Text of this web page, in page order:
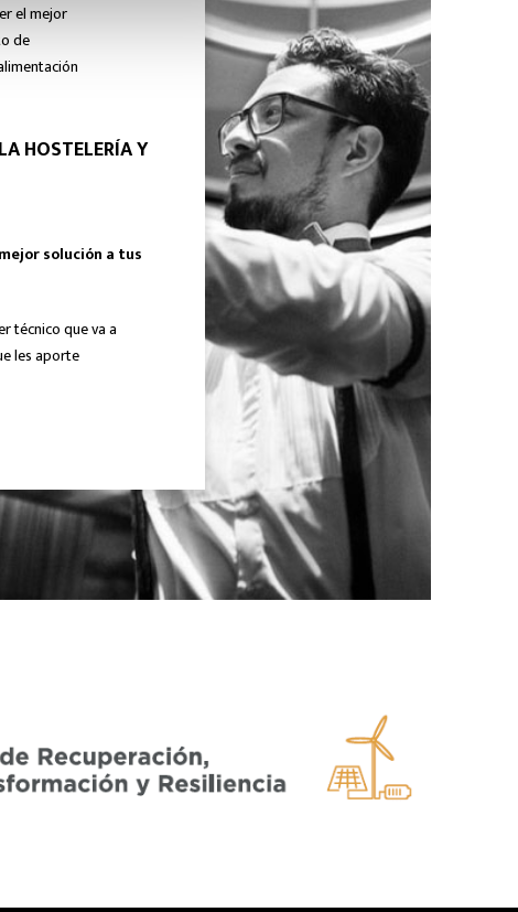
el mejor
de
HOSTELERÍA Y
solución a tus
técnico que va a
les aporte